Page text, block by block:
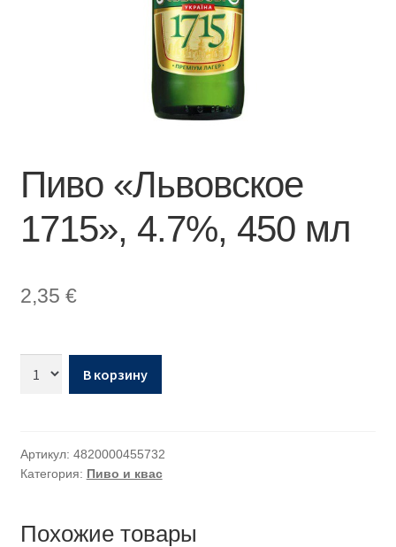
Пиво «Львовское
1715», 4.7%, 450 мл
2,35 €
В корзину
Артикул: 4820000455732
Категория: Пиво и квас
Похожие товары